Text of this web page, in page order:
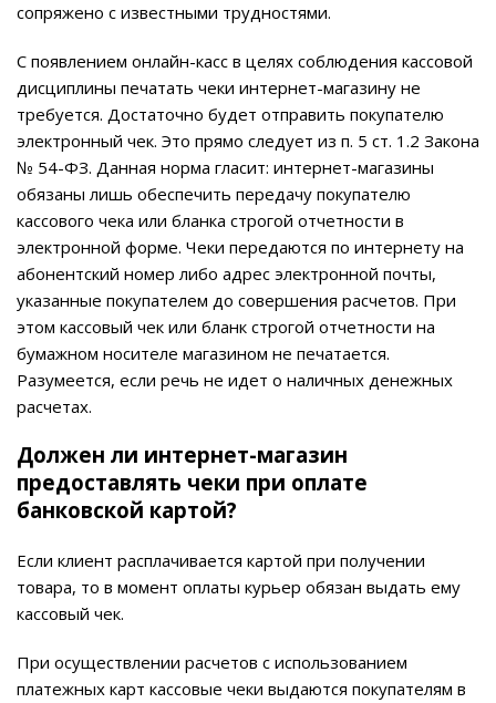
сопряжено с известными трудностями.
С появлением онлайн-касс в целях соблюдения кассовой
дисциплины печатать чеки интернет-магазину не
требуется. Достаточно будет отправить покупателю
электронный чек. Это прямо следует из п. 5 ст. 1.2 Закона
№ 54-ФЗ. Данная норма гласит: интернет-магазины
обязаны лишь обеспечить передачу покупателю
кассового чека или бланка строгой отчетности в
электронной форме. Чеки передаются по интернету на
абонентский номер либо адрес электронной почты,
указанные покупателем до совершения расчетов. При
этом кассовый чек или бланк строгой отчетности на
бумажном носителе магазином не печатается.
Разумеется, если речь не идет о наличных денежных
расчетах.
Должен ли интернет-магазин
предоставлять чеки при оплате
банковской картой?
Если клиент расплачивается картой при получении
товара, то в момент оплаты курьер обязан выдать ему
кассовый чек.
При осуществлении расчетов с использованием
платежных карт кассовые чеки выдаются покупателям в